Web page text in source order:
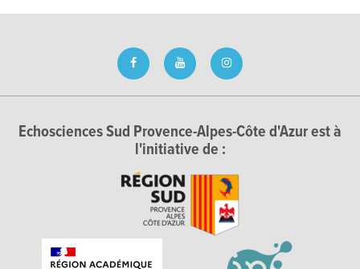
Echosciences Sud Provence-Alpes-Côte d'Azur est à
l'initiative de :